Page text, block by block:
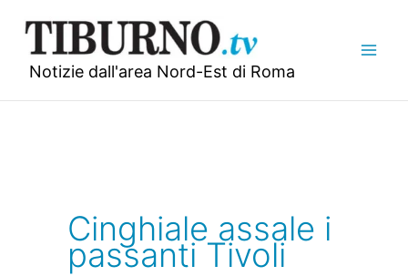
contenuto
Notizie dall'area Nord-Est di Roma
Cinghiale assale i
passanti Tivoli